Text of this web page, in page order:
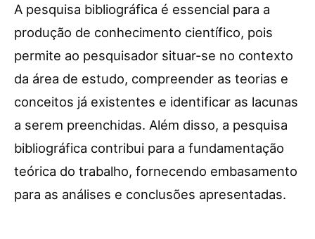
A pesquisa bibliográfica é essencial para a
produção de conhecimento científico, pois
permite ao pesquisador situar-se no contexto
da área de estudo, compreender as teorias e
conceitos já existentes e identificar as lacunas
a serem preenchidas. Além disso, a pesquisa
bibliográfica contribui para a fundamentação
teórica do trabalho, fornecendo embasamento
para as análises e conclusões apresentadas.